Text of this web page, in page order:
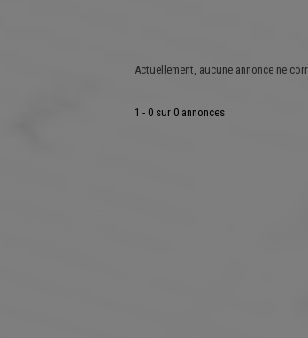
Actuellement, aucune annonce ne
1 - 0 sur 0 annonces